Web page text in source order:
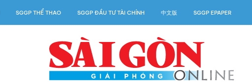
SGGP THỂ THAO SGGP ĐẦU TƯ TÀI CHÍNH 中文版 SGGP EPAPER